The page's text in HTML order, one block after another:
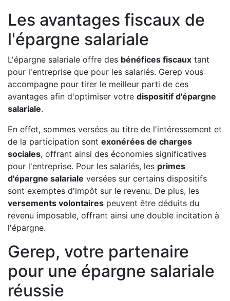
Les avantages fiscaux de
l'épargne salariale
L'épargne salariale offre des bénéfices fiscaux tant
pour l'entreprise que pour les salariés. Gerep vous
accompagne pour tirer le meilleur parti de ces
avantages afin d'optimiser votre dispositif d'épargne
salariale.
En effet, sommes versées au titre de l'intéressement et
de la participation sont exonérées de charges
sociales, offrant ainsi des économies significatives
pour l'entreprise. Pour les salariés, les primes
d'épargne salariale versées sur certains dispositifs
sont exemptes d'impôt sur le revenu. De plus, les
versements volontaires peuvent être déduits du
revenu imposable, offrant ainsi une double incitation à
l'épargne.
Gerep, votre partenaire
pour une épargne salariale
réussie